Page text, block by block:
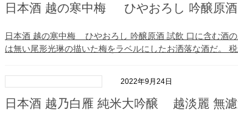
日本酒 越の寒中梅 ひやおろし 吟醸原酒
日本酒 越の寒中梅 ひやおろし 吟醸原酒 試飲 口に含む酒
は無い尾形光琳の描いた梅をラベルにしたお洒落な酒だ。
2022年9月24日
日本酒 越乃白雁 純米大吟醸 越淡麗 無